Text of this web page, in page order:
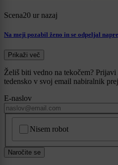
Scena20 ur nazaj
Na meji pozabil ženo in se odpeljal
Prikaži več
Želiš biti vedno na tekočem?
tedensko v svoj email nabiralnik
E-naslov
Nisem robot
Naročite se